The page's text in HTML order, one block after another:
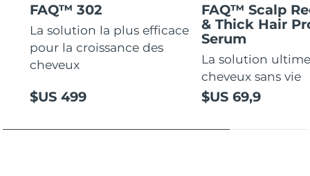
FAQ™ 302
La solution la plus efficace
pour la croissance des
cheveux
$US 499
FAQ™ Scalp
& Thick Hair
Serum
La solution
cheveux sans vie
$US 69,9